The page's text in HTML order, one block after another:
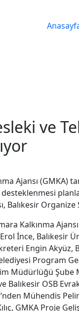
ve
Ajansı (GMKA)
Balıkesir
Kalkınma
İnce, Balıkesir
Engin Akyüz,
Program
Müdürlüğü
Balıkesir OSB
Mühendis
GMKA Proje